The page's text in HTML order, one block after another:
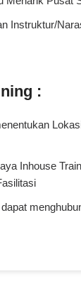
Instruktur/
:
Inhouse